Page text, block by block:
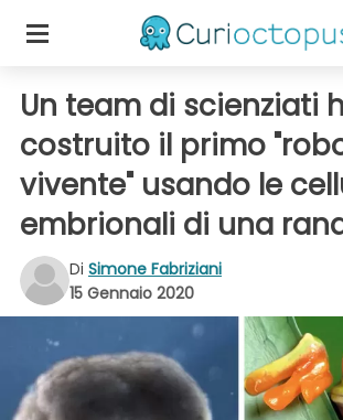
Un team di scienziati
costruito il primo
vivente" usando le
embrionali di una
Di Simone Fabriziani
15 Gennaio 2020